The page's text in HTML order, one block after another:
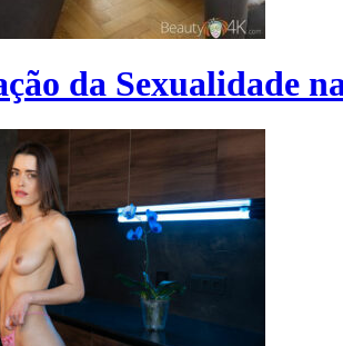
da Sexualidade